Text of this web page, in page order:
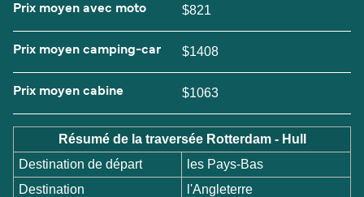
Prix moyen avec moto $821
Prix moyen camping-car $1408
Prix moyen cabine $1063
Résumé de la traversée Rotterdam - Hull
Destination de départ
les Pays-Bas
Destination
l'Angleterre